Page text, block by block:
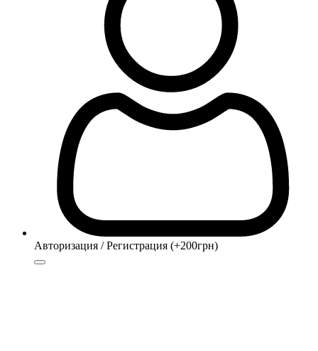
Авторизация / Регистрация (+200грн)